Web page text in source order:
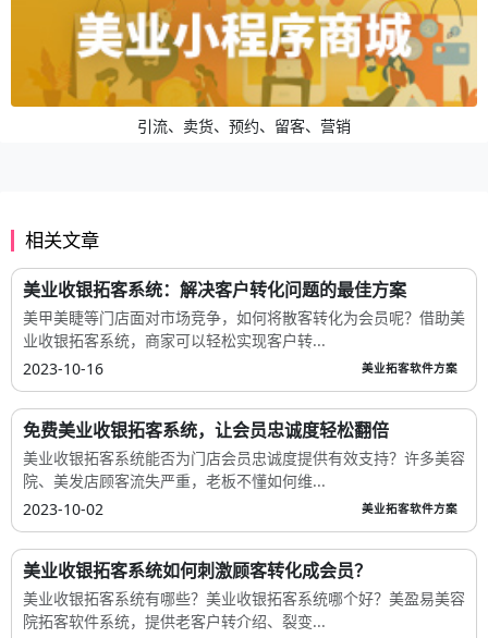
引流、卖货、预约、留客、营销
相关文章
美业收银拓客系统：解决客户转化问题的最佳方案
美甲美睫等门店面对市场竞争，如何将散客转化为会员呢？借助美
业收银拓客系统，商家可以轻松实现客户转...
2023-10-16
美业拓客软件方案
免费美业收银拓客系统，让会员忠诚度轻松翻倍
美业收银拓客系统能否为门店会员忠诚度提供有效支持？许多美容
院、美发店顾客流失严重，老板不懂如何维...
2023-10-02
美业拓客软件方案
美业收银拓客系统如何刺激顾客转化成会员？
美业收银拓客系统有哪些？美业收银拓客系统哪个好？美盈易美容
院拓客软件系统，提供老客户转介绍、裂变...